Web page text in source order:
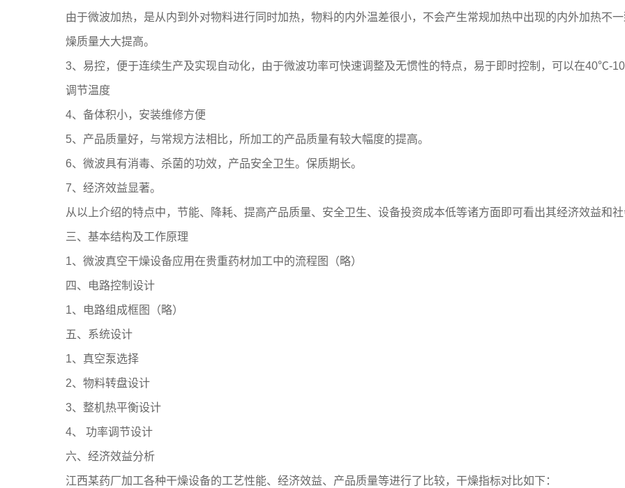
由于微波加热，是从内到外对物料进行同时加热，物料的内外温差很小，不会产生常规加热中出现的内外加热不
燥质量大大提高。
3、易控，便于连续生产及实现自动化，由于微波功率可快速调整及无惯性的特点，易于即时控制，可以在40℃-
调节温度
4、备体积小，安装维修方便
5、产品质量好，与常规方法相比，所加工的产品质量有较大幅度的提高。
6、微波具有消毒、杀菌的功效，产品安全卫生。保质期长。
7、经济效益显著。
从以上介绍的特点中，节能、降耗、提高产品质量、安全卫生、设备投资成本低等诸方面即可看出其经济效益和社
三、基本结构及工作原理
1、微波真空干燥设备应用在贵重药材加工中的流程图（略）
四、电路控制设计
1、电路组成框图（略）
五、系统设计
1、真空泵选择
2、物料转盘设计
3、整机热平衡设计
4、 功率调节设计
六、经济效益分析
江西某药厂加工各种干燥设备的工艺性能、经济效益、产品质量等进行了比较，干燥指标对比如下：